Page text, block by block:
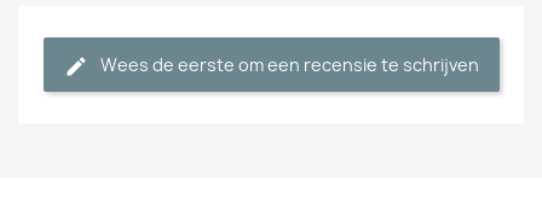
Wees de eerste om een recensie te schrijven